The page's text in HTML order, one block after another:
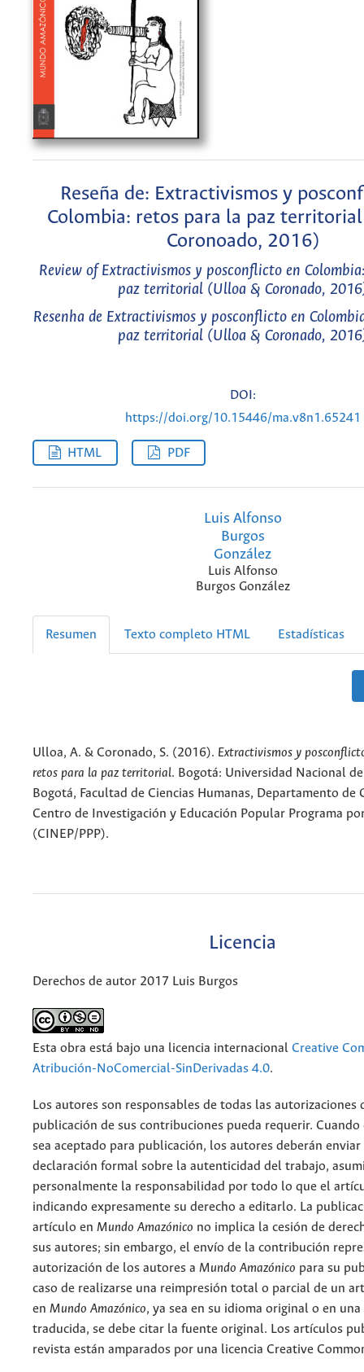
Reseña de: Extractivismos y
Colombia: retos para la paz
Coronoado, 2016)
Review of Extractivismos y posconflicto en
paz territorial (Ulloa & Coronado,
Resenha de Extractivismos y posconflicto en
paz territorial (Ulloa & Coronado,
DOI:
https://doi.org/10.15446/ma.v8n1.65241
HTML PDF
Luis Alfonso
Burgos
González
Luis Alfonso
Burgos González
Resumen Texto completo HTML Estadísticas
Ulloa, A. & Coronado, S. (2016). Extractivismos y
retos para la paz territorial. Bogotá: Universidad Nacional
Bogotá, Facultad de Ciencias Humanas, Departamento de
Centro de Investigación y Educación Popular Programa
(CINEP/PPP).
Licencia
Derechos de autor 2017 Luis Burgos
Esta obra está bajo una licencia internacional Creative
Atribución-NoComercial-SinDerivadas 4.0.
Los autores son responsables de todas las autorizaciones
publicación de sus contribuciones pueda requerir.
sea aceptado para publicación, los autores deberán enviar
declaración formal sobre la autenticidad del trabajo,
personalmente la responsabilidad por todo lo que el
indicando expresamente su derecho a editarlo. La
artículo en Mundo Amazónico no implica la cesión de
sus autores; sin embargo, el envío de la contribución
autorización de los autores a Mundo Amazónico para su
caso de realizarse una reimpresión total o parcial de un
en Mundo Amazónico, ya sea en su idioma original o en
traducida, se debe citar la fuente original. Los artículos
revista están amparados por una licencia Creative